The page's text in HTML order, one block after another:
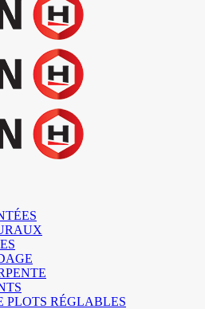
PLOTS RÉGLABLES